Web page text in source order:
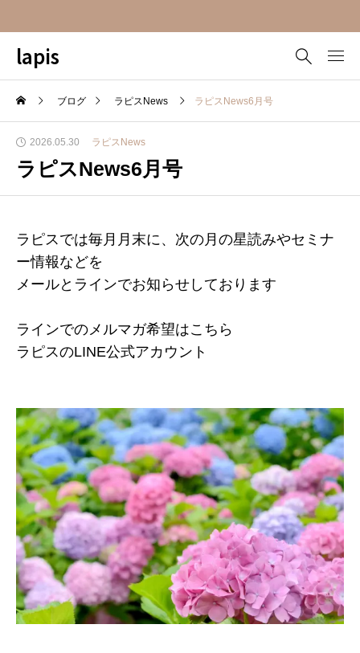
lapis
ブログ ラピスNews ラピスNews6月号
2026.05.30 ラピスNews
ラピスNews6月号
ラピスでは毎月月末に、次の月の星読みやセミナ
ー情報などを
メールとラインでお知らせしております
ラインでのメルマガ希望はこちら
ラピスのLINE公式アカウント